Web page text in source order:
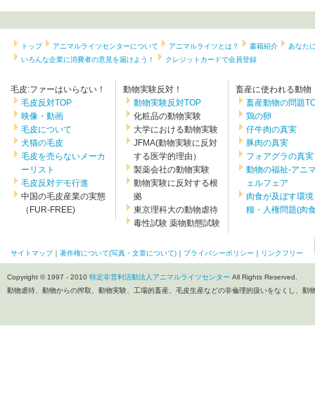
トップ アニマルライツセンターについて アニマルライツとは？ 書籍紹介
あなた
いろんな企業に消費者の意見を届けよう！
クレジットカードで会員登録
毛皮:ファーはいらない！
毛皮反対TOP
映像・動画
毛皮について
犬猫の毛皮
毛皮を売らないメーカ
ーリスト
毛皮反対デモ行進
中国の毛皮産業の実態
（FUR-FREE)
動物実験反対！
動物実験反対TOP
化粧品の動物実験
大学における動物実験
JFMA(動物実験に反対
する医学的理由）
製薬会社の動物実験
動物実験に反対する根
拠
東京理科大の動物虐待
毒性試験 薬物動態試験
畜産に使われる動物
畜産動物の問題
鶏の卵
仔牛肉の真実
豚肉の真実
フォアグラの真実
動物の福祉-アニ
ェルフェア
肉食が及ぼす環
糧・人権問題(肉
サイトマップ｜ 著作権について(写真・文章について) ｜ プライバシーポリシー ｜ リンクフリー
Copyright © 1997 - 2010 特定非営利活動法人アニマルライツセンター All Rights Reserved.
動物虐待、動物からの搾取、動物実験、工場的畜産、毛皮生産などの非倫理的扱いをなくし、